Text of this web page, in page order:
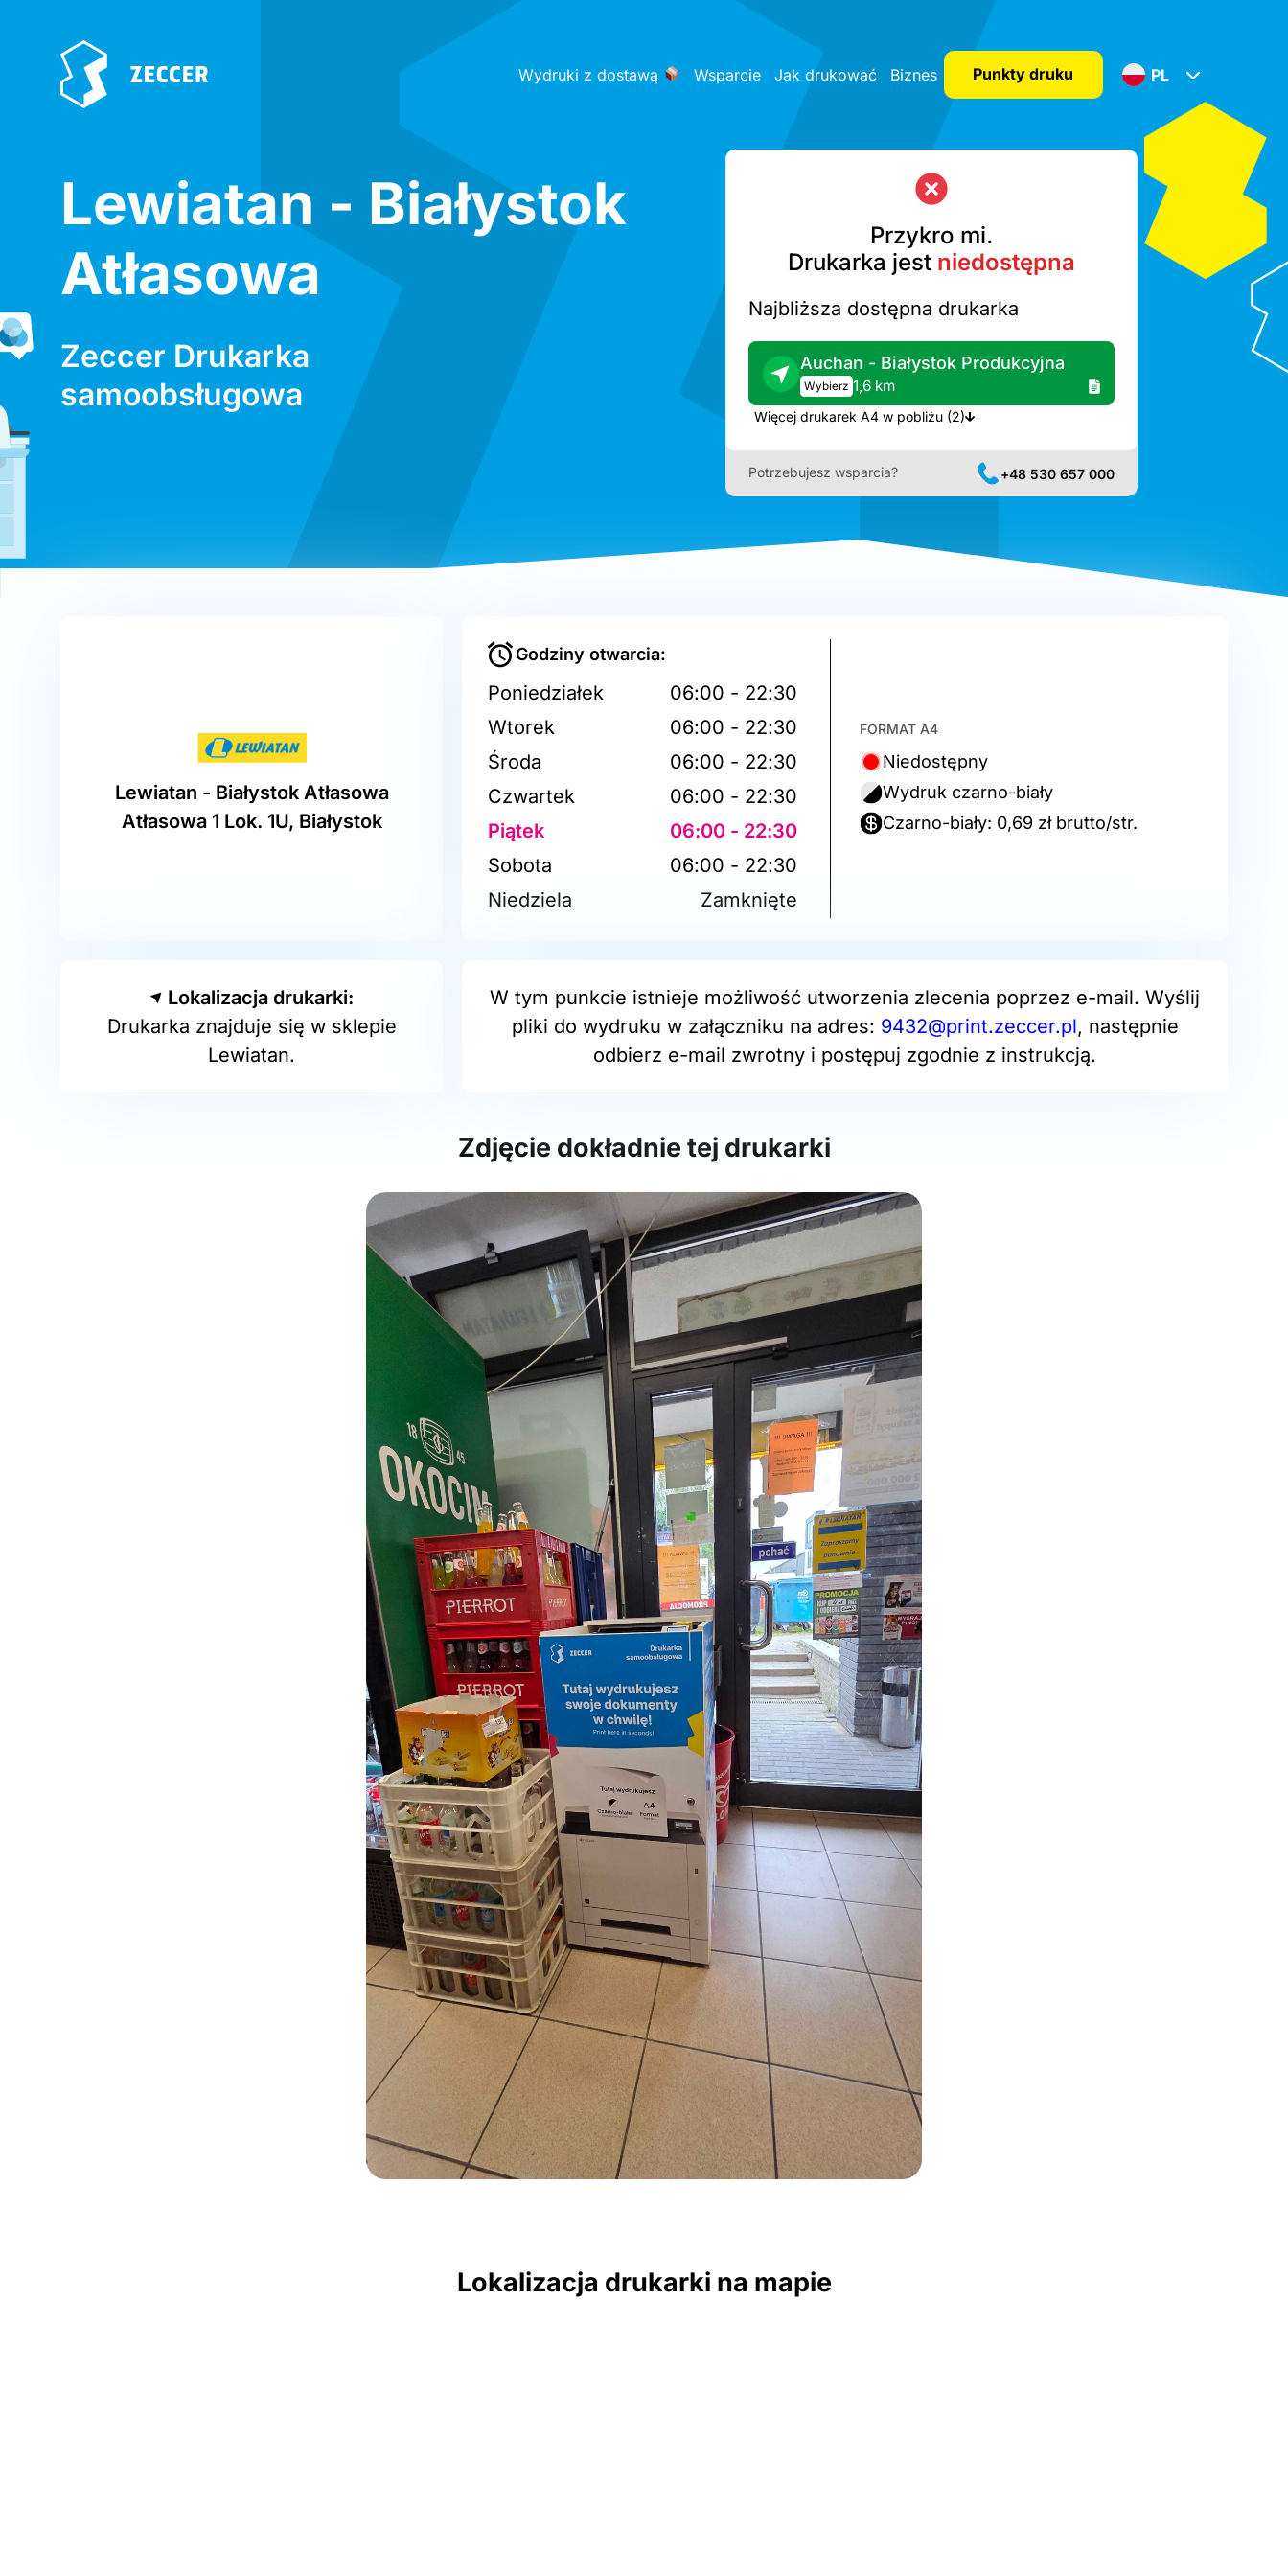
Wydruki z dostawą Wsparcie Jak drukować Biznes Punkty druku PL
Lewiatan - Białystok
Atłasowa
Zeccer Drukarka
samoobsługowa
Przykro mi.
Drukarka jest niedostępna
Najbliższa dostępna drukarka
Auchan - Białystok Produkcyjna
Wybierz 1,6 km
Więcej drukarek A4 w pobliżu (2)
Potrzebujesz wsparcia? +48 530 657 000
Lewiatan - Białystok Atłasowa
Atłasowa 1 Lok. 1U, Białystok
Godziny otwarcia:
Poniedziałek
06:00 - 22:30
Wtorek
06:00 - 22:30
Środa
06:00 - 22:30
Czwartek
06:00 - 22:30
Piątek
06:00 - 22:30
Sobota
06:00 - 22:30
Niedziela
Zamknięte
FORMAT A4
Niedostępny
Wydruk czarno-biały
Czarno-biały: 0,69 zł brutto/str.
Lokalizacja drukarki:
Drukarka znajduje się w sklepie
Lewiatan.
W tym punkcie istnieje możliwość utworzenia zlecenia poprzez e-mail. Wyślij
pliki do wydruku w załączniku na adres: 9432@print.zeccer.pl, następnie
odbierz e-mail zwrotny i postępuj zgodnie z instrukcją.
Zdjęcie dokładnie tej drukarki
Lokalizacja drukarki na mapie